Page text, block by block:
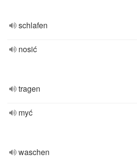
schlafen
nosić
tragen
myć
waschen